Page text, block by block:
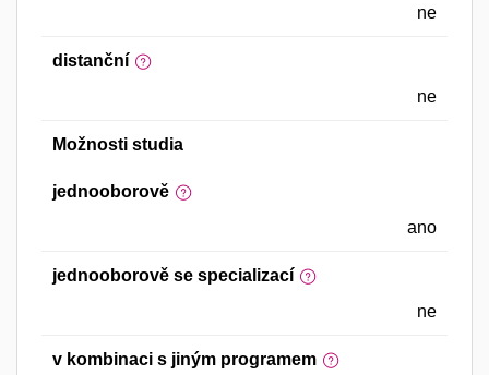
ne
distanční
ne
Možnosti studia
jednooborově
ano
jednooborově se specializací
ne
v kombinaci s jiným programem